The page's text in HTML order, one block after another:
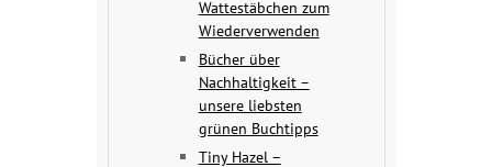
Wattestäbchen zum
Wiederverwenden
Bücher über
Nachhaltigkeit –
unsere liebsten
grünen Buchtipps
Tiny Hazel –